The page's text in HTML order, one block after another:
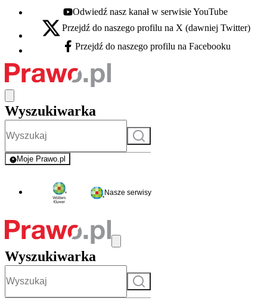
Youtube - otwiera się w nowej karcie
Odwiedź nasz kanał w serwisie YouTube
X - otwiera się w nowej karcie
Przejdź do naszego profilu na X (dawniej Twitter)
Facebook - otwiera się w nowej karcie
Przejdź do naszego profilu na Facebooku
Wyszukiwarka
Szukaj
Moje Prawo.pl
- rejestracja i logowanie do serwisu
Nasze serwisy
Wyszukiwarka
Szukaj